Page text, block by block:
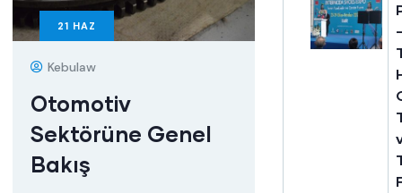
21 HAZ
Kebulaw
Otomotiv
Sektörüne Genel
Bakış